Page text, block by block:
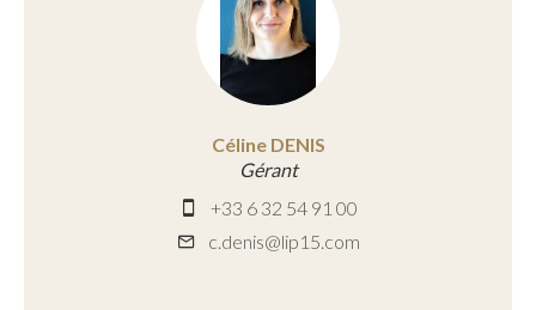
Céline DENIS
Gérant
+33 6 32 54 91 00
c.denis@lip15.com